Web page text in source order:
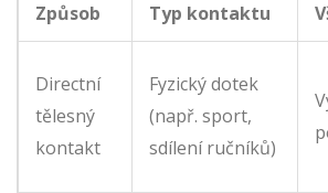
Způsob Typ kontaktu
Directní
tělesný
kontakt
Fyzický dotek
(např. sport,
sdílení ručníků)